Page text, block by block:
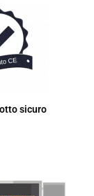
sicuro